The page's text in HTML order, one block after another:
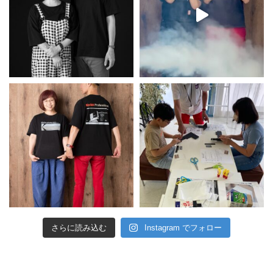
さらに読み込む Instagram でフォロー